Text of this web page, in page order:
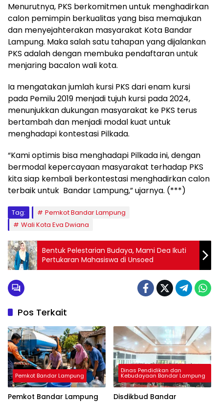
Menurutnya, PKS berkomitmen untuk menghadirkan
calon pemimpin berkualitas yang bisa memajukan
dan menyejahterakan masyarakat Kota Bandar
Lampung. Maka salah satu tahapan yang dijalankan
PKS adalah dengan membuka pendaftaran untuk
menjaring bacalon wali kota.
Ia mengatakan jumlah kursi PKS dari enam kursi
pada Pemilu 2019 menjadi tujuh kursi pada 2024,
menunjukkan dukungan masyarakat ke PKS terus
bertambah dan menjadi modal kuat untuk
menghadapi kontestasi Pilkada.
“Kami optimis bisa menghadapi Pilkada ini, dengan
bermodal kepercayaan masyarakat terhadap PKS
kita siap kembali berkontestasi menghadirkan calon
terbaik untuk Bandar Lampung,” ujarnya. (***)
Tag:
Pemkot Bandar Lampung
Wali Kota Eva Dwiana
Bentuk Pelestarian Budaya, Mami Dea Ikuti
Pertukaran Mahasiswa di Unsoed
Pos Terkait
Pemkot Bandar Lampung
Pemkot Bandar Lampung
Dinas Pendidikan dan
Kebudayaan Bandar Lampung
Disdikbud Bandar